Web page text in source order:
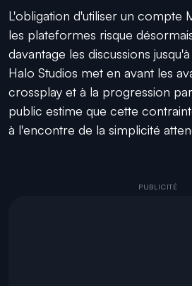
L'obligation d'utiliser un compte
les plateformes risque
davantage les discussions
Halo Studios met en avant les
crossplay et à la progression
public estime que cette
à l'encontre de la simplicité